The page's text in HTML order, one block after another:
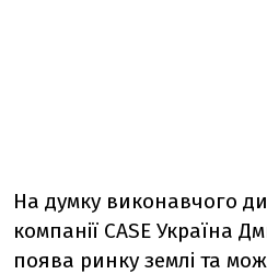
На думку виконавчого
компанії CASE Україна
поява ринку землі та